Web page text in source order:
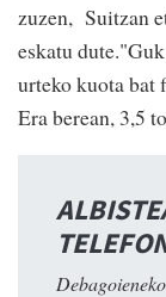
zuzen, Suitzan
eskatu
urteko kuota bat
Era berean, 3,5